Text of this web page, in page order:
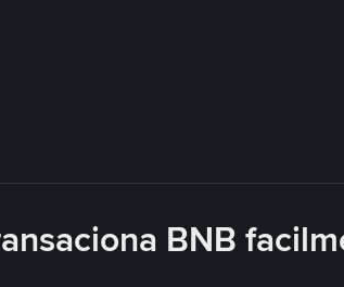
BNB